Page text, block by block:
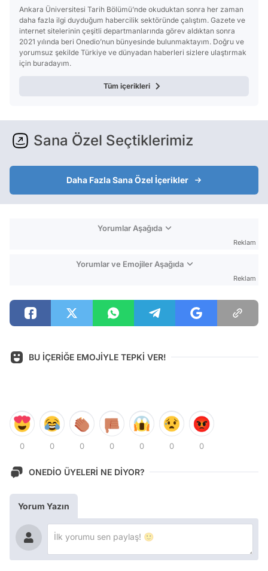
Ankara Üniversitesi Tarih Bölümü’nde okuduktan sonra her zaman
daha fazla ilgi duyduğum habercilik sektöründe çalıştım. Gazete ve
internet sitelerinin çeşitli departmanlarında görev aldıktan sonra
2021 yılında beri Onedio’nun bünyesinde bulunmaktayım. Doğru ve
yorumsuz şekilde Türkiye ve dünyadan haberleri sizlere ulaştırmak
için buradayım.
Tüm içerikleri
Sana Özel Seçtiklerimiz
Daha Fazla Sana Özel İçerikler
Yorumlar Aşağıda
Reklam
Yorumlar ve Emojiler Aşağıda
Reklam
BU İÇERİĞE EMOJİYLE TEPKİ VER!
0 0 0 0 0 0 0
ONEDİO ÜYELERİ NE DİYOR?
Yorum Yazın